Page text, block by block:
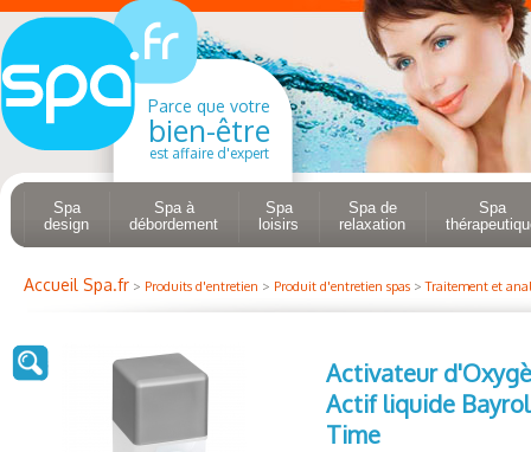
Parce que votre
bien-être
est affaire d'expert
Spa
design
Spa à
débordement
Spa
loisirs
Spa de
relaxation
Spa
Accueil Spa.fr > Produits d'entretien > Produit d'entretien spas >Traitement et
Activateur
Actif liquide
Time